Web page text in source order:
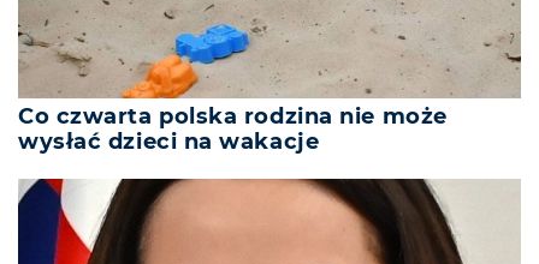
Co czwarta polska rodzina nie może
wysłać dzieci na wakacje